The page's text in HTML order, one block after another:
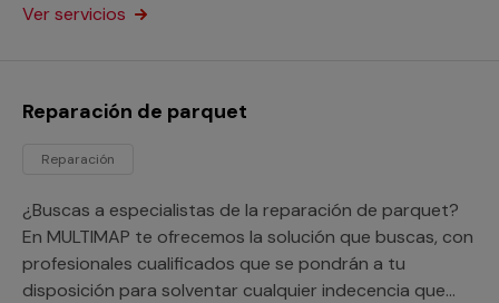
Ver servicios
Reparación de parquet
Reparación
¿Buscas a especialistas de la reparación de parquet?
En MULTIMAP te ofrecemos la solución que buscas, con
profesionales cualificados que se pondrán a tu
disposición para solventar cualquier indecencia que